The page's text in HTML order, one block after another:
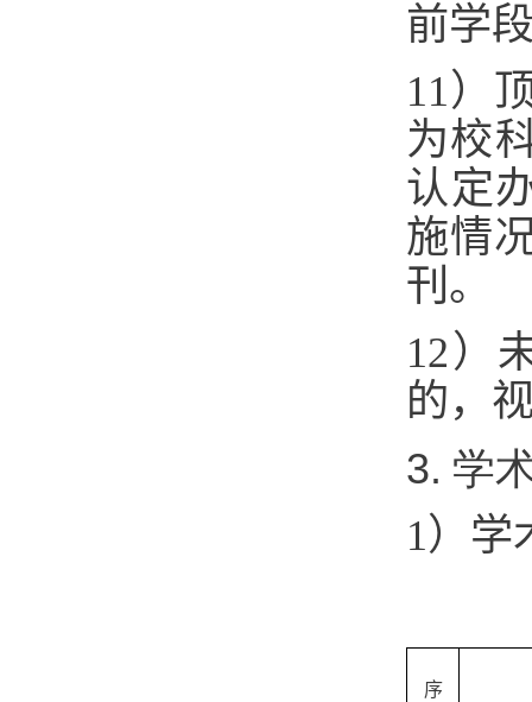
前学
11）
为校
认定
施情
刊。
12）
的，
3. 学
1）学
序